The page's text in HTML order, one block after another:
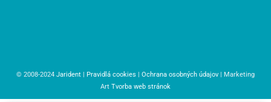
© 2008-2024 Jarident | Pravidlá cookies | Ochrana osobných údajov | Marketing
Art Tvorba web stránok